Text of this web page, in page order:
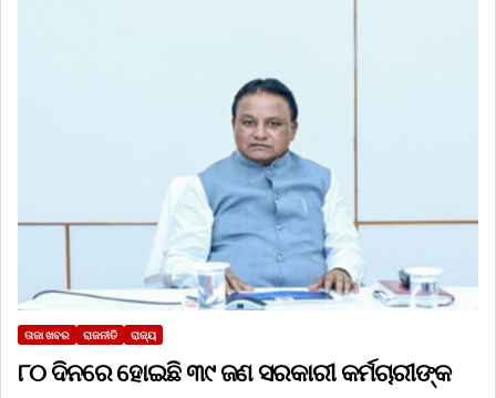
ତାଜା ଖବର ରାଜନୀତି ରାଜ୍ୟ
୮୦ ଦିନରେ ହୋଇଛି ୩୯ ଜଣ ସରକାରୀ କର୍ମଚାରୀଙ୍କ